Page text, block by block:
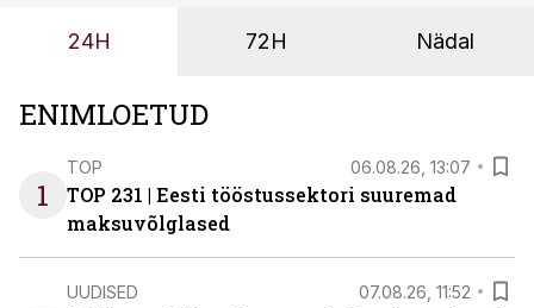
24H 72H Nädal
ENIMLOETUD
1
TOP 06.08.26, 13:07
TOP 231 | Eesti tööstussektori suuremad
maksuvõlglased
UUDISED 07.08.26, 11:52